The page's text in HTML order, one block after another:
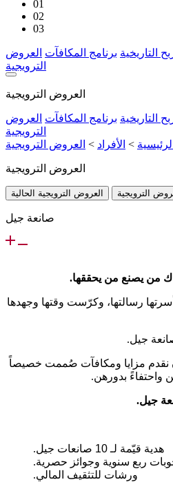
01
02
03
التاريخية برنامج المكافآت العروض
الترويجية
العروض الترويجية
التاريخية برنامج المكافآت العروض
الترويجية
> الأفراد > العروض الترويجية
العروض الترويجية
العروض الترويجية الحالية الترويجية
صانعة جيل
من يصنع من يحققها.
رسالتها، وكرّست وقتها وجهدها
جيل.
نقدم مزايا ومكافآت صُممت خصيصاً
واحتفاءً بدورهن.
جيل.
هدية قيّمة لـ 10 صانعات جيل.
ربع سنوية وجوائز حصرية.
ورشات للتثقيف المالي.